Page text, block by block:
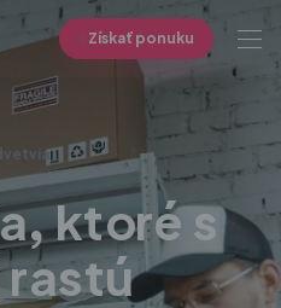
Získať ponuku
ktoré s
rastú